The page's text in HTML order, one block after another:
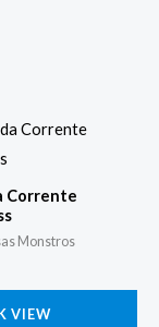
Corrente
Monstros
VIEW